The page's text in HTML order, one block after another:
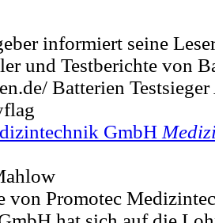
informiert seine
und Testberichte von
Batterien
GmbH
von Promotec